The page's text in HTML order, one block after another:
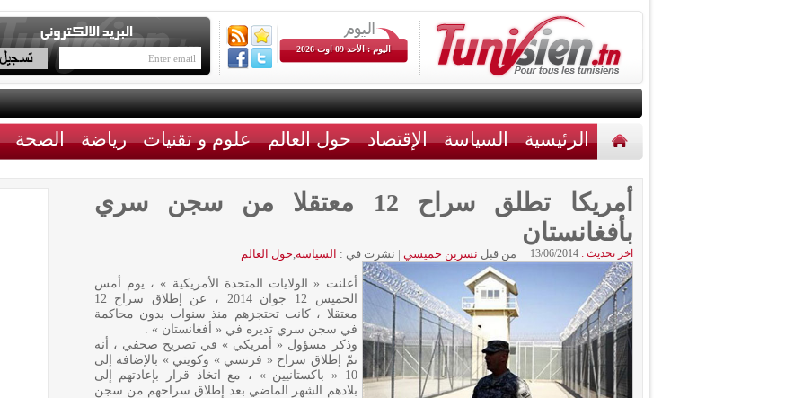
اليوم : الأحد 09 اوت 2026
الرئيسية السياسة الإقتصاد حول العالم علوم و تقنيات رياضة الصحة
أخبار مختلفة
أمريكا تطلق سراح 12 معتقلا من سجن سري
بأفغانستان
اخر تحديث : 13/06/2014 من قبل نسرين خميسي | نشرت في : السياسة,حول العالم
أعلنت « الولايات المتحدة الأمريكية » ، يوم أمس
الخميس 12 جوان 2014 ، عن إطلاق سراح 12
معتقلا ، كانت تحتجزهم منذ سنوات بدون محاكمة
في سجن سري تديره في « أفغانستان » .
وذكر مسؤول « أمريكي » في تصريح صحفي ، أنه
تمّ إطلاق سراح « فرنسي » وكويتي » بالإضافة إلى
10 « باكستانيين » ، مع اتخاذ قرار بإعادتهم إلى
بلادهم الشهر الماضي بعد إطلاق سراحهم من سجن